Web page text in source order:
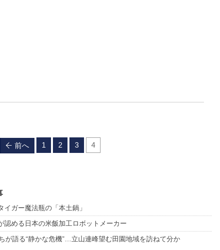
前へ 1 2 3 4
ガー魔法瓶の「本土鍋」
認める日本の米飯加工ロボットメーカー
が語る“静かな危機”…立山連峰望む田園地域を訪ねて分か